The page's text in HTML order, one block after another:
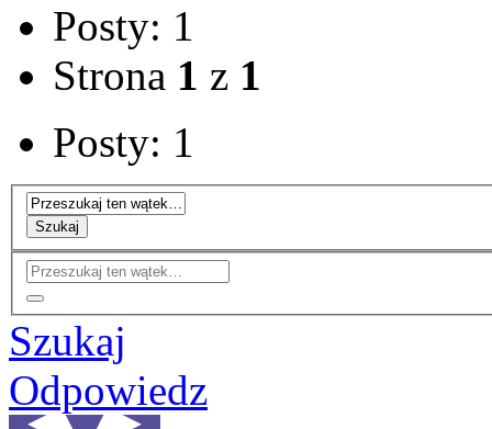
Posty: 1
Strona 1 z 1
Posty: 1
Szukaj
Szukaj
Odpowiedz